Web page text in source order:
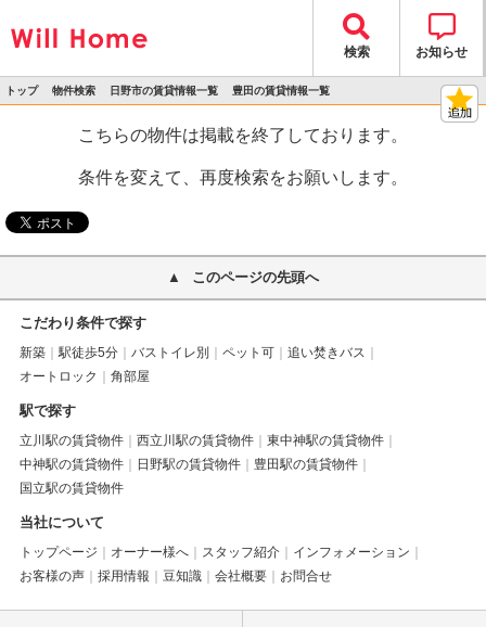
検索 お知らせ
トップ 物件検索 日野市の賃貸情報一覧 豊田の賃貸情報一覧
こちらの物件は掲載を終了しております。
条件を変えて、再度検索をお願いします。
このページの先頭へ
こだわり条件で探す
新築 駅徒歩5分 バストイレ別 ペット可
追い焚きバス
オートロック
角部屋
駅で探す
立川駅の賃貸物件 西立川駅の賃貸物件
東中神駅の賃貸物件
中神駅の賃貸物件
日野駅の賃貸物件
豊田駅の賃貸物件
国立駅の賃貸物件
当社について
トップページ オーナー様へ スタッフ紹介
インフォメーション
お客様の声
採用情報 豆知識 会社概要 お問合せ